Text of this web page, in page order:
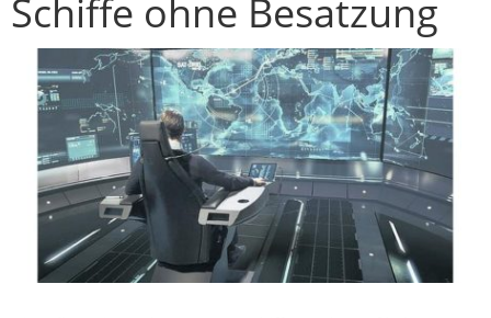
Schiffe ohne Besatzung